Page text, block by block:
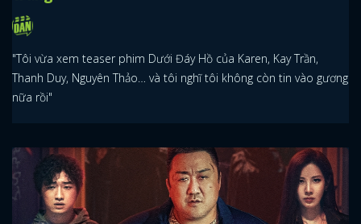
"Tôi vừa xem teaser phim Dưới Đáy Hồ của Karen, Kay Trần,
Thanh Duy, Nguyên Thảo… và tôi nghĩ tôi không còn tin vào gương
nữa rồi"